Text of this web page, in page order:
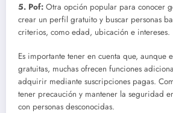
5. Pof: Otra opción popular para conocer
crear un perfil gratuito y buscar personas
criterios, como edad, ubicación e intereses.
Es importante tener en cuenta que, aunque
gratuitas, muchas ofrecen funciones
adquirir mediante suscripciones pagas.
tener precaución y mantener la seguridad
con personas desconocidas.